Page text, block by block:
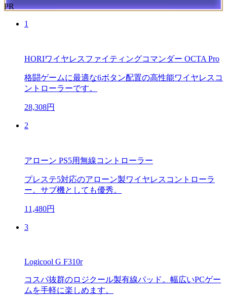
PR
1
HORIワイヤレスファイティングコマンダー OCTA Pro
格闘ゲームに最適な6ボタン配置の高性能ワイヤレスコ
ントローラーです。
28,308円
2
アローン PS5用無線コントローラー
プレステ5対応のアローン製ワイヤレスコントローラ
ー。サブ機としても優秀。
11,480円
3
Logicool G F310r
コスパ抜群のロジクール製有線パッド。幅広いPCゲー
ムを手軽に楽しめます。